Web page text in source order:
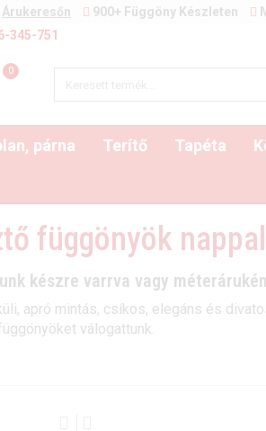
Árukeresőn 900+ Függöny Készleten
345-751
0
párna Terítő Tapéta
függönyök
készre varrva vagy
apró mintás, csíkos, elegáns és
válogattunk.